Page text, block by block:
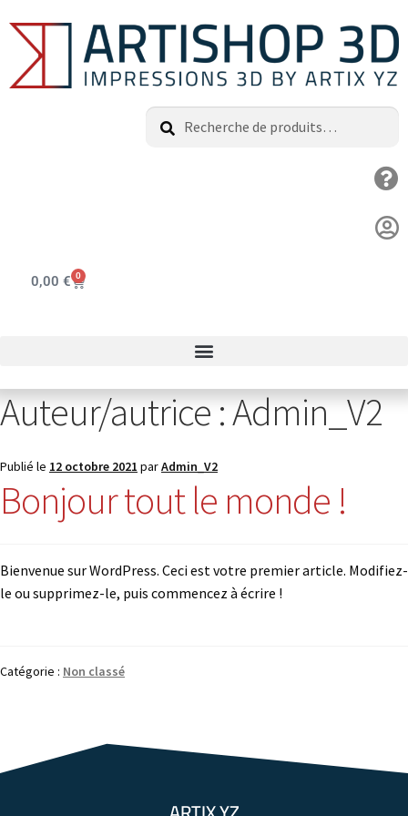
Recherche
0,00 € 0
Auteur/autrice :Admin_V2
Publié le 12 octobre 2021 parAdmin_V2
Bonjour tout le monde !
Bienvenue sur WordPress. Ceci est votre premier article. Modifiez-
le ou supprimez-le, puis commencez à écrire !
Catégorie : Non classé